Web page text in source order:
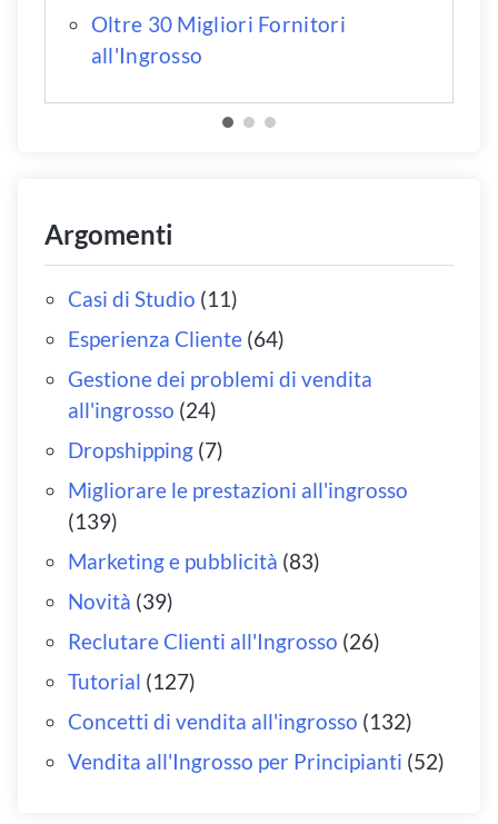
Oltre 30 Migliori Fornitori
all'Ingrosso
Argomenti
Casi di Studio (11)
Esperienza Cliente(64)
Gestione dei problemi di vendita
all'ingrosso (24)
Dropshipping(7)
Migliorare le prestazioni all'ingrosso
(139)
Marketing e pubblicità (83)
Novità (39)
Reclutare Clienti all'Ingrosso (26)
Tutorial (127)
Concetti di vendita all'ingrosso (132)
Vendita all'Ingrosso per Principianti (52)